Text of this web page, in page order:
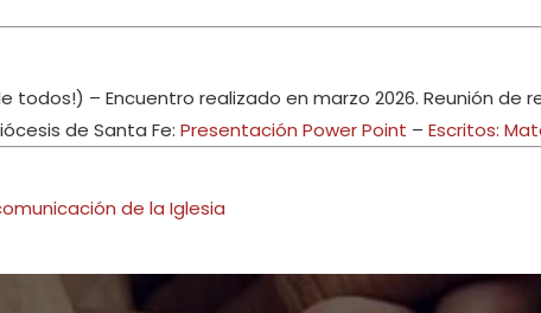
todos!) – Encuentro realizado en marzo 2026. Reunión de
de Santa Fe: Presentación Power Point – Escritos:
de la Iglesia